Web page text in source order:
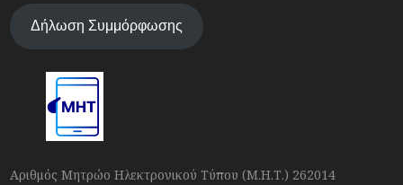
Δήλωση Συμμόρφωσης
Αριθμός Μητρώο Ηλεκτρονικού Τύπου (Μ.Η.Τ.) 262014